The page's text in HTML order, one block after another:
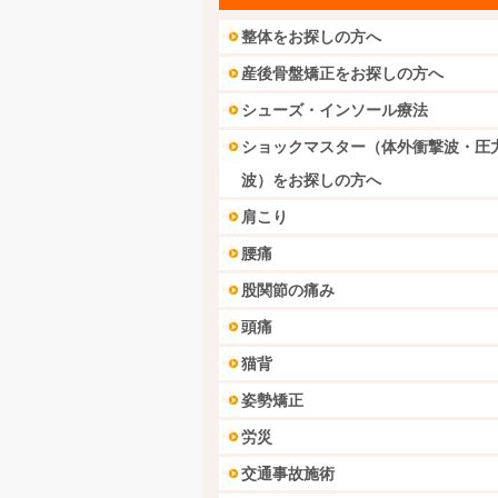
整体をお探しの方へ
産後骨盤矯正をお探しの方へ
シューズ・インソール療法
ショックマスター（体外衝撃波・圧
波）をお探しの方へ
肩こり
腰痛
股関節の痛み
頭痛
猫背
姿勢矯正
労災
交通事故施術